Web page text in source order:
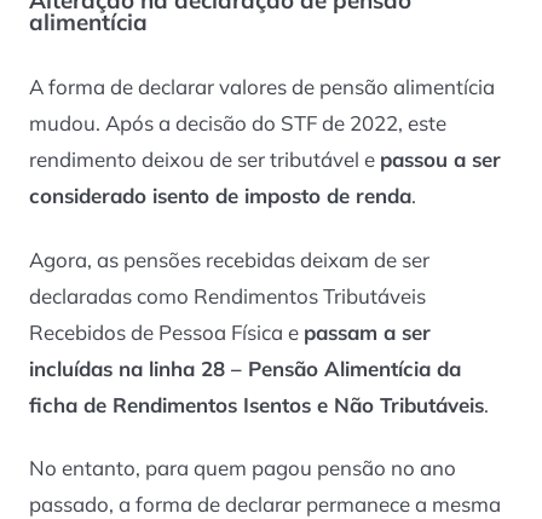
alimentícia
A forma de declarar valores de pensão alimentícia
mudou. Após a decisão do STF de 2022, este
rendimento deixou de ser tributável e passou a ser
considerado isento de imposto de renda.
Agora, as pensões recebidas deixam de ser
declaradas como Rendimentos Tributáveis
Recebidos de Pessoa Física e passam a ser
incluídas na linha 28 – Pensão Alimentícia da
ficha de Rendimentos Isentos e Não Tributáveis.
No entanto, para quem pagou pensão no ano
passado, a forma de declarar permanece a mesma